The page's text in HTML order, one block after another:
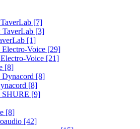
[7]
[3]
[1]
Electro-Voice [29]
Voice [21]
[8]
Dynacord [8]
[8]
SHURE [9]
[8]
[42]